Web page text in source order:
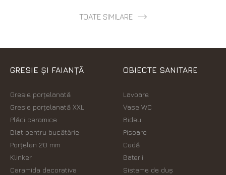
TOATE SIMILARE
GRESIE ȘI FAIANȚĂ
Gresie porțelanată
Gresie porțelanată XXL
Plăci ceramice
Blat pentru bucătărie
Porțelan 20 mm
Klinker
Caramida decorativa
OBIECTE SANITARE
Lavoare
Vase WC
Bideu
Pisoare
Cadă
Baterii
Sisteme de duș